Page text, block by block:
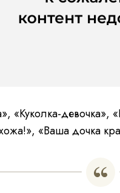
«Куколка-девочка»,
«Ваша дочка